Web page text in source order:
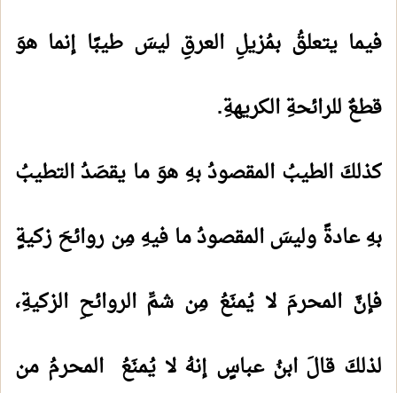
فيما يتعلقُ بمُزيلِ العرقِ ليسَ طيبًا إنما هوَ
قطعٌ للرائحةِ الكريهةِ.
كذلكَ الطيبُ المقصودُ بهِ هوَ ما يقصَدُ التطيبُ
بهِ عادةً وليسَ المقصودُ ما فيهِ مِن روائحَ زكيةٍ
فإنَّ المحرمَ لا يُمنَعُ مِن شمِّ الروائحِ الزكيةِ،
لذلكَ قالَ ابنُ عباسٍ إنهُ لا يُمنَعُ المحرمُ من